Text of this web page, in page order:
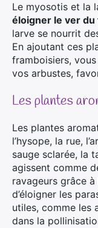
Le myosotis et la
éloigner le ver
larve se nourrit
En ajoutant ces
framboisiers,
vos arbustes,
Les plantes
Les plantes
l’hysope, la rue,
sauge sclarée, la
agissent comme
ravageurs grâce
d’éloigner les
utiles, comme les
dans la